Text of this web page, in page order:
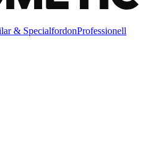
& SpecialfordonProfessionell